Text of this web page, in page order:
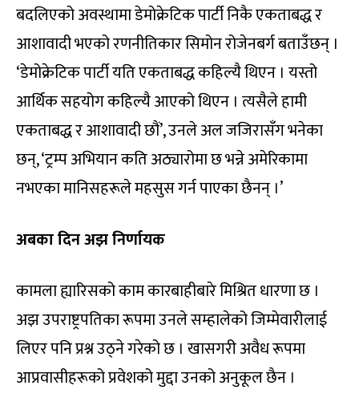
बदलिएको अवस्थामा डेमोक्रेटिक पार्टी निकै एकताबद्ध र
आशावादी भएको रणनीतिकार सिमोन रोजेनबर्ग बताउँछन् ।
‘डेमोक्रेटिक पार्टी यति एकताबद्ध कहिल्यै थिएन । यस्तो
आर्थिक सहयोग कहिल्यै आएको थिएन । त्यसैले हामी
एकताबद्ध र आशावादी छौं’, उनले अल जजिरासँग भनेका
छन्, ‘ट्रम्प अभियान कति अठ्यारोमा छ भन्ने अमेरिकामा
नभएका मानिसहरूले महसुस गर्न पाएका छैनन् ।’
अबका दिन अझ निर्णायक
कामला ह्यारिसको काम कारबाहीबारे मिश्रित धारणा छ ।
अझ उपराष्ट्रपतिका रूपमा उनले सम्हालेको जिम्मेवारीलाई
लिएर पनि प्रश्न उठ्ने गरेको छ । खासगरी अवैध रूपमा
आप्रवासीहरूको प्रवेशको मुद्दा उनको अनुकूल छैन ।